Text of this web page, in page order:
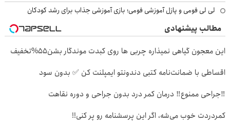
لی لی فومی و پازل آموزشی فومی؛ بازی آموزشی جذاب برای رشد کودکان
مطالب پیشنهادی
این معجون گیاهی نمیذاره چربی ها روی کبدت موندگار بشن55%تخفیف
اقساطی با ضمانت‌نامه کتبی دندونتو ایمپلنت کن ✅ بدون سود
‼️جراحی ممنوع‼️ درمان کمر درد بدون جراحی و دوره نقاهت
کمردردت خوب می‌شه، اگر این پرسشنامه رو پر کنی!!